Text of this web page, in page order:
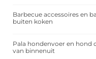
Barbecue accessoires en
buiten koken
Pala hondenvoer en
van binnenuit